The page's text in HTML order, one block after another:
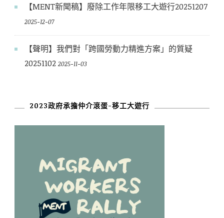
【MENT新聞稿】廢除工作年限移工大遊行20251207
2025-12-07
【聲明】我們對「跨國勞動力精進方案」的質疑
20251102 2025-11-03
2023政府承擔仲介滾蛋-移工大遊行